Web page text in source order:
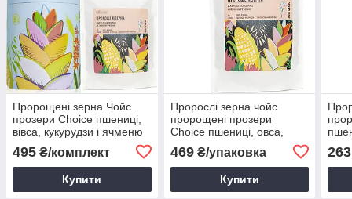
Пророщені зерна Чойс
прозери Choice пшениці,
вівса, кукурудзи і ячменю
495 ₴/комплект
Купити
Пророслі зерна чойс
пророщені прозери
Choice пшениці, овса,
кукурудзи та ячменю ТМ
"Добра їжа"
469₴/упаковка
Купити
263